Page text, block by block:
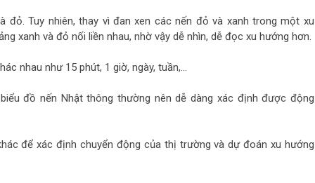
đỏ. Tuy nhiên, thay vì đan xen các nến đỏ và xanh trong một xu
xanh và đỏ nối liền nhau, nhờ vậy dễ nhìn, dễ đọc xu hướng hơn.
nhau như 15 phút, 1 giờ, ngày, tuần,…
đồ nến Nhật thông thường nên dễ dàng xác định được động
để xác định chuyển động của thị trường và dự đoán xu hướng